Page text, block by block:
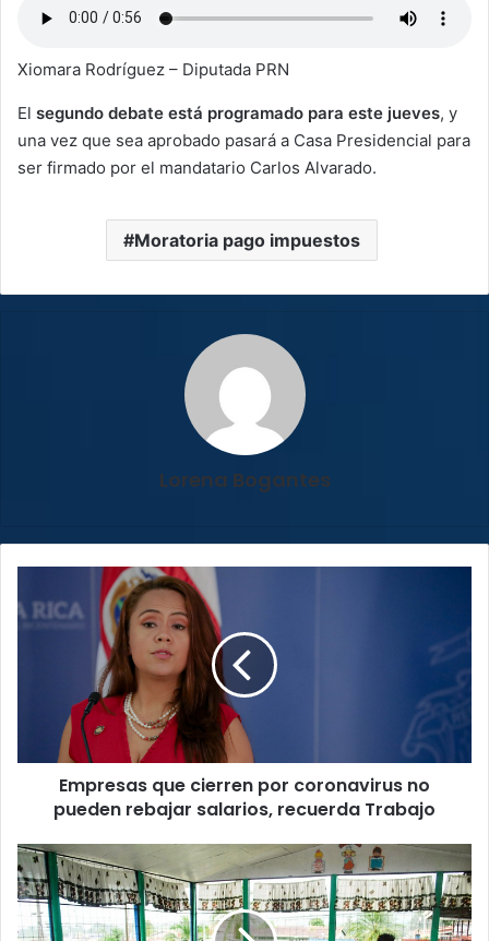
Xiomara Rodríguez – Diputada PRN
El segundo debate está programado para este jueves, y
una vez que sea aprobado pasará a Casa Presidencial para
ser firmado por el mandatario Carlos Alvarado.
Moratoria pago impuestos
Lorena Bogantes
que
cierren
rebajar
salarios,
recuerda
Trabajo
Empresas que cierren por coronavirus no
pueden rebajar salarios, recuerda Trabajo
Ministra
de
Educación
rechaza